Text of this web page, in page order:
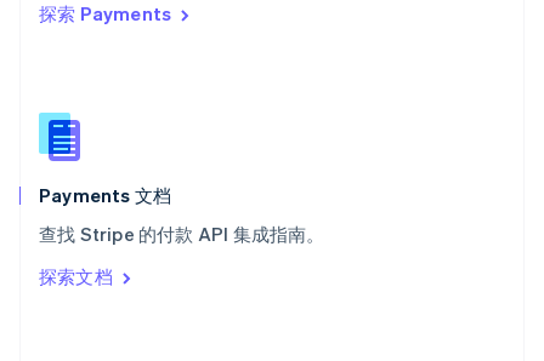
探索 Payments
Payments 文档
查找 Stripe 的付款 API 集成指南。
探索文档
西班牙
新西兰
English
匈牙利
English
ItalianoEnglish
印度
English